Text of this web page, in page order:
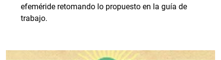
efeméride retomando lo propuesto en la guía de
trabajo.